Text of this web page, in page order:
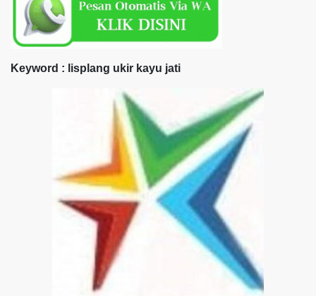
Keyword : lisplang ukir kayu jati